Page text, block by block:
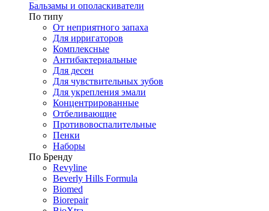
Бальзамы и ополаскиватели
По типу
От неприятного запаха
Для ирригаторов
Комплексные
Антибактериальные
Для десен
Для чувствительных зубов
Для укрепления эмали
Концентрированные
Отбеливающие
Противовоспалительные
Пенки
Наборы
По Бренду
Revyline
Beverly Hills Formula
Biomed
Biorepair